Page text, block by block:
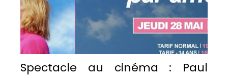
Spectacle au cinéma : Paul